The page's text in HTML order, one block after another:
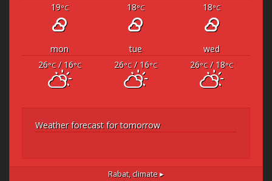
19°C 18°C 18°C
mon tue
wed
26°C/ 16°C 26°C/ 16°C 26°C/ 18°C
Weather forecast for tomorrow
Rabat, climate ▸